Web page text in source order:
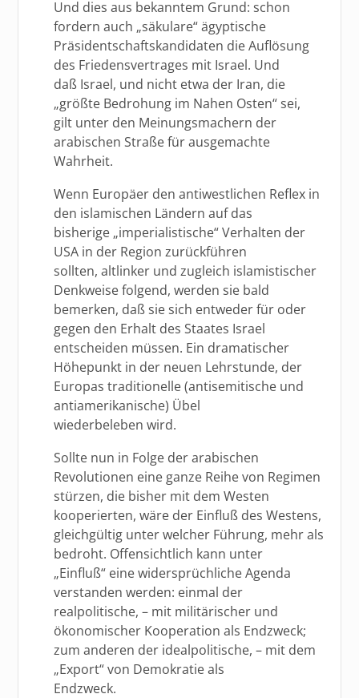
Und dies aus bekanntem Grund: schon
fordern auch „säkulare“ ägyptische
Präsidentschaftskandidaten die Auflösung
des Friedensvertrages mit Israel. Und
daß Israel, und nicht etwa der Iran, die
„größte Bedrohung im Nahen Osten“ sei,
gilt unter den Meinungsmachern der
arabischen Straße für ausgemachte
Wahrheit.
Wenn Europäer den antiwestlichen Reflex in
den islamischen Ländern auf das
bisherige „imperialistische“ Verhalten der
USA in der Region zurückführen
sollten, altlinker und zugleich islamistischer
Denkweise folgend, werden sie bald
bemerken, daß sie sich entweder für oder
gegen den Erhalt des Staates Israel
entscheiden müssen. Ein dramatischer
Höhepunkt in der neuen Lehrstunde, der
Europas traditionelle (antisemitische und
antiamerikanische) Übel
wiederbeleben wird.
Sollte nun in Folge der arabischen
Revolutionen eine ganze Reihe von Regimen
stürzen, die bisher mit dem Westen
kooperierten, wäre der Einfluß des Westens,
gleichgültig unter welcher Führung, mehr als
bedroht. Offensichtlich kann unter
„Einfluß“ eine widersprüchliche Agenda
verstanden werden: einmal der
realpolitische, – mit militärischer und
ökonomischer Kooperation als Endzweck;
zum anderen der idealpolitische, – mit dem
„Export“ von Demokratie als
Endzweck.